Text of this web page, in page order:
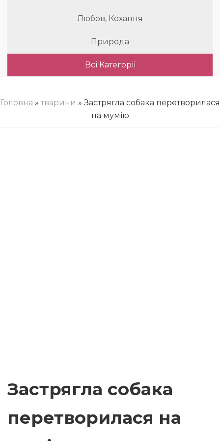
Любов, Кохання
Природа
Всі Категорії
Головна »тварини » Застрягла собака перетворилася
на мумію
Застрягла собака
перетворилася на